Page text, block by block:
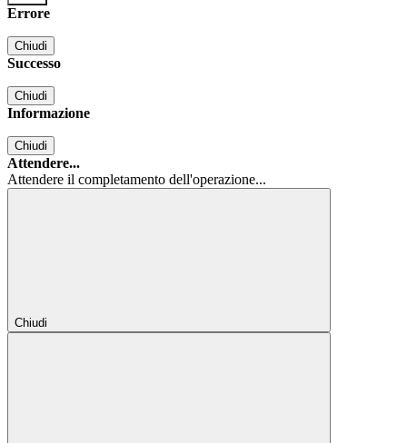
Errore
Chiudi
Successo
Chiudi
Informazione
Chiudi
Attendere...
Attendere il completamento dell'operazione...
Chiudi